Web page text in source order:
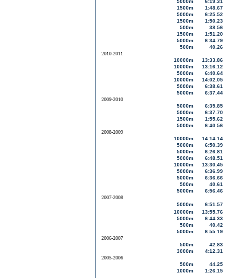
5000m
6:19.31
1500m
1:48.67
5000m
6:25.52
1500m
1:50.23
500m
38.56
1500m
1:51.20
5000m
6:34.79
500m
40.26
2010-2011
10000m
13:33.86
10000m
13:16.12
5000m
6:40.64
10000m
14:02.05
5000m
6:38.61
5000m
6:37.44
2009-2010
5000m
6:35.85
5000m
6:37.70
1500m
1:55.62
5000m
6:40.56
2008-2009
10000m
14:14.14
5000m
6:50.39
5000m
6:26.81
5000m
6:48.51
10000m
13:30.45
5000m
6:36.99
5000m
6:36.66
500m
40.61
5000m
6:56.46
2007-2008
5000m
6:51.57
10000m
13:55.76
5000m
6:44.33
500m
40.42
5000m
6:55.19
2006-2007
500m
42.83
3000m
4:12.31
2005-2006
500m
44.25
1000m
1:26.15